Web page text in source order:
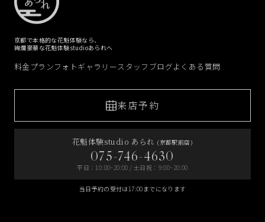
京都で本格的な花魁体験なら、
絢爛豪華な花魁体験studioあられへ
料金プランフォトギャラリースタッフブログよくある質問
来店予約
花魁体験studio あられ (京都駅前店)
075-746-4630
平日：10:00~20:00 / 土日祝：9:00~20:00
当日予約の受付は17:00までになります